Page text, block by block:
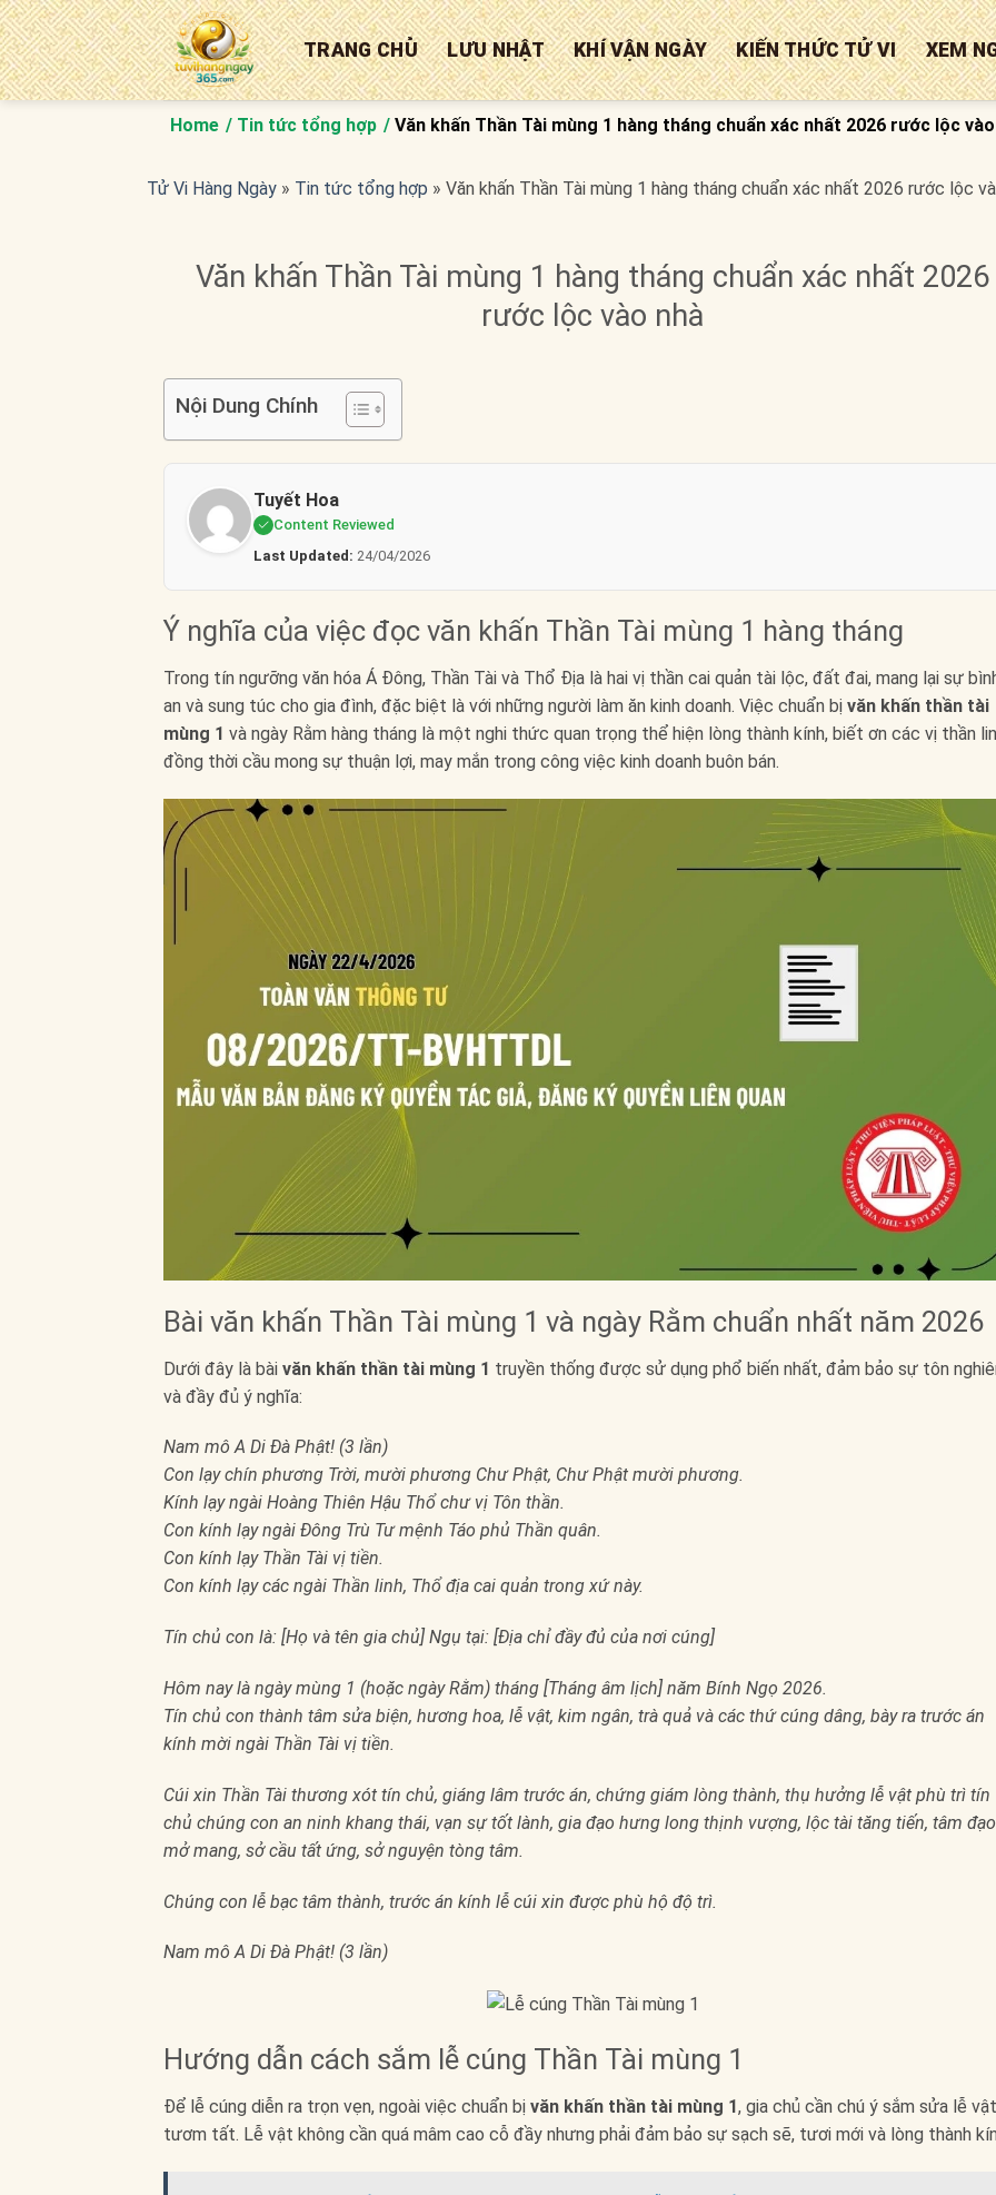
Bỏ
qua
nội
dung
TRANG CHỦ LƯU NHẬT KHÍ VẬN NGÀY KIẾN THỨC TỬ VI XEM
Home Tin tức tổng hợp Văn khấn Thần Tài mùng 1 hàng tháng chuẩn xác nhất 2026 rước lộc
Tử Vi Hàng Ngày » Tin tức tổng hợp » Văn khấn Thần Tài mùng 1 hàng tháng chuẩn xác nhất 2026 rước lộc
Văn khấn Thần Tài mùng 1 hàng tháng chuẩn xác nhất 2026
rước lộc vào nhà
Nội Dung Chính
Tuyết Hoa
Content Reviewed
Last Updated: 24/04/2026
Ý nghĩa của việc đọc văn khấn Thần Tài mùng 1 hàng tháng
Trong tín ngưỡng văn hóa Á Đông, Thần Tài và Thổ Địa là hai vị thần cai quản tài lộc, đất đai, mang lại sự
an và sung túc cho gia đình, đặc biệt là với những người làm ăn kinh doanh. Việc chuẩn bị văn khấn thần tài
mùng 1 và ngày Rằm hàng tháng là một nghi thức quan trọng thể hiện lòng thành kính, biết ơn các vị thần
đồng thời cầu mong sự thuận lợi, may mắn trong công việc kinh doanh buôn bán.
Bài văn khấn Thần Tài mùng 1 và ngày Rằm chuẩn nhất năm 2026
Dưới đây là bài văn khấn thần tài mùng 1 truyền thống được sử dụng phổ biến nhất, đảm bảo sự tôn
và đầy đủ ý nghĩa:
Nam mô A Di Đà Phật! (3 lần)
Con lạy chín phương Trời, mười phương Chư Phật, Chư Phật mười phương.
Kính lạy ngài Hoàng Thiên Hậu Thổ chư vị Tôn thần.
Con kính lạy ngài Đông Trù Tư mệnh Táo phủ Thần quân.
Con kính lạy Thần Tài vị tiền.
Con kính lạy các ngài Thần linh, Thổ địa cai quản trong xứ này.
Tín chủ con là: [Họ và tên gia chủ] Ngụ tại: [Địa chỉ đầy đủ của nơi cúng]
Hôm nay là ngày mùng 1 (hoặc ngày Rằm) tháng [Tháng âm lịch] năm Bính Ngọ 2026.
Tín chủ con thành tâm sửa biện, hương hoa, lễ vật, kim ngân, trà quả và các thứ cúng dâng, bày ra trước án
kính mời ngài Thần Tài vị tiền.
Cúi xin Thần Tài thương xót tín chủ, giáng lâm trước án, chứng giám lòng thành, thụ hưởng lễ vật phù trì tín
chủ chúng con an ninh khang thái, vạn sự tốt lành, gia đạo hưng long thịnh vượng, lộc tài tăng tiến, tâm đạo
mở mang, sở cầu tất ứng, sở nguyện tòng tâm.
Chúng con lễ bạc tâm thành, trước án kính lễ cúi xin được phù hộ độ trì.
Nam mô A Di Đà Phật! (3 lần)
Hướng dẫn cách sắm lễ cúng Thần Tài mùng 1
Để lễ cúng diễn ra trọn vẹn, ngoài việc chuẩn bị văn khấn thần tài mùng 1, gia chủ cần chú ý sắm sửa lễ vật
tươm tất. Lễ vật không cần quá mâm cao cỗ đầy nhưng phải đảm bảo sự sạch sẽ, tươi mới và lòng thành